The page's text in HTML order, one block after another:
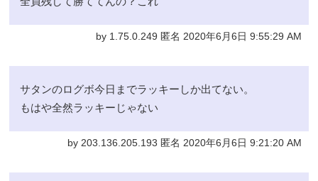
by 1.75.0.249 匿名 2020年6月6日 9:55:29 AM
サタンのログボ今日までラッキーしか出てない。
もはや全然ラッキーじゃない
by 203.136.205.193 匿名 2020年6月6日 9:21:20 AM